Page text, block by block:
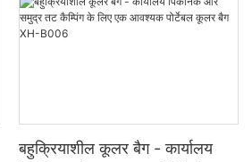
बहुक्रियाशील कूलर बैग - कार्यालय